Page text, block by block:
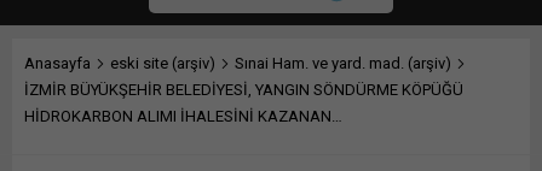
Anasayfa eski site (arşiv)
Sınai Ham. ve yard. mad. (arşiv)
İZMİR BÜYÜKŞEHİR BELEDİYESİ, YANGIN SÖNDÜRME KÖPÜĞÜ
HİDROKARBON ALIMI İHALESİNİ KAZANAN…